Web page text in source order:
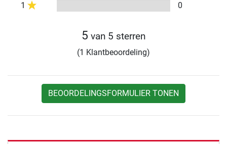
1
0
5 van 5 sterren
(1 Klantbeoordeling)
BEOORDELINGSFORMULIER TONEN